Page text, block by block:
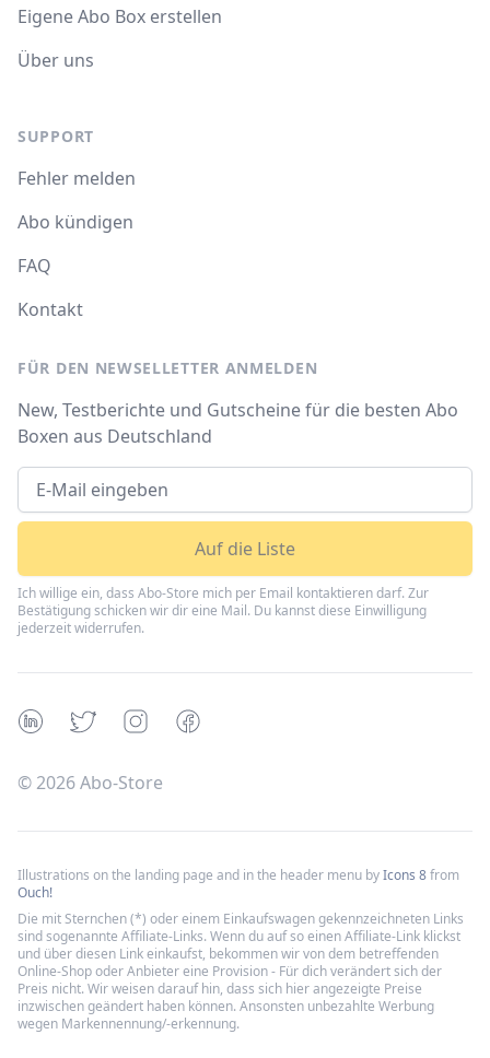
Eigene Abo Box erstellen
Über uns
SUPPORT
Fehler melden
Abo kündigen
FAQ
Kontakt
FÜR DEN NEWSELLETTER ANMELDEN
New, Testberichte und Gutscheine für die besten Abo
Boxen aus Deutschland
Auf die Liste
Ich willige ein, dass Abo-Store mich per Email kontaktieren darf. Zur
Bestätigung schicken wir dir eine Mail. Du kannst diese Einwilligung
jederzeit widerrufen.
LinkedinTwitterInstagramFacebook
© 2026Abo-Store
Illustrations on the landing page and in the header menu byIcons 8from
Ouch!
Die mit Sternchen (*) oder einem Einkaufswagen gekennzeichneten Links
sind sogenannte Affiliate-Links. Wenn du auf so einen Affiliate-Link klickst
und über diesen Link einkaufst, bekommen wir von dem betreffenden
Online-Shop oder Anbieter eine Provision - Für dich verändert sich der
Preis nicht. Wir weisen darauf hin, dass sich hier angezeigte Preise
inzwischen geändert haben können. Ansonsten unbezahlte Werbung
wegen Markennennung/-erkennung.